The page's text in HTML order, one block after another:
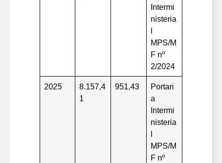
Intermi
nisteria
l
MPS/M
F nº
2/2024
2025
8.157,4
1
951,43
Portari
a
Intermi
nisteria
l
MPS/M
F nº